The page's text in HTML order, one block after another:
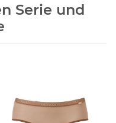
Serie und